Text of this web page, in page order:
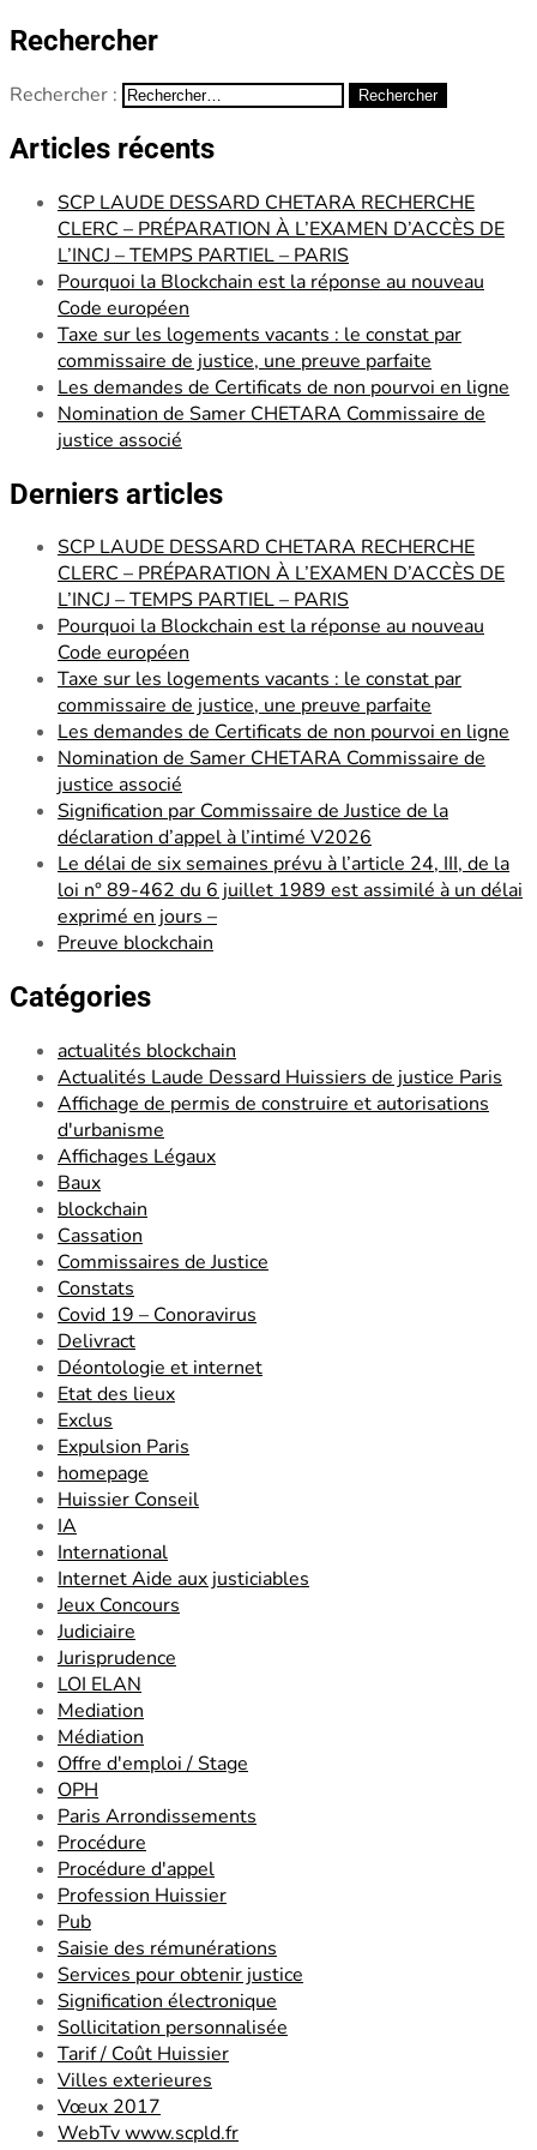
Rechercher
Rechercher :
Articles récents
SCP LAUDE DESSARD CHETARA RECHERCHE
CLERC – PRÉPARATION À L’EXAMEN D’ACCÈS DE
L’INCJ – TEMPS PARTIEL – PARIS
Pourquoi la Blockchain est la réponse au nouveau
Code européen
Taxe sur les logements vacants : le constat par
commissaire de justice, une preuve parfaite
Les demandes de Certificats de non pourvoi en ligne
Nomination de Samer CHETARA Commissaire de
justice associé
Derniers articles
SCP LAUDE DESSARD CHETARA RECHERCHE
CLERC – PRÉPARATION À L’EXAMEN D’ACCÈS DE
L’INCJ – TEMPS PARTIEL – PARIS
Pourquoi la Blockchain est la réponse au nouveau
Code européen
Taxe sur les logements vacants : le constat par
commissaire de justice, une preuve parfaite
Les demandes de Certificats de non pourvoi en ligne
Nomination de Samer CHETARA Commissaire de
justice associé
Signification par Commissaire de Justice de la
déclaration d’appel à l’intimé V2026
Le délai de six semaines prévu à l’article 24, III, de la
loi n° 89-462 du 6 juillet 1989 est assimilé à un délai
exprimé en jours –
Preuve blockchain
Catégories
actualités blockchain
Actualités Laude Dessard Huissiers de justice Paris
Affichage de permis de construire et autorisations
d'urbanisme
Affichages Légaux
Baux
blockchain
Cassation
Commissaires de Justice
Constats
Covid 19 – Conoravirus
Delivract
Déontologie et internet
Etat des lieux
Exclus
Expulsion Paris
homepage
Huissier Conseil
IA
International
Internet Aide aux justiciables
Jeux Concours
Judiciaire
Jurisprudence
LOI ELAN
Mediation
Médiation
Offre d'emploi / Stage
OPH
Paris Arrondissements
Procédure
Procédure d'appel
Profession Huissier
Pub
Saisie des rémunérations
Services pour obtenir justice
Signification électronique
Sollicitation personnalisée
Tarif / Coût Huissier
Villes exterieures
Vœux 2017
WebTv www.scpld.fr